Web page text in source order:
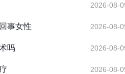
2026-08-
事女性 2026-08-
吗 2026-08-
2026-08-